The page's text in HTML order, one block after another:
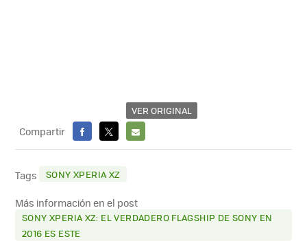
VER ORIGINAL
Compartir
FACEBOOK
X
E-
Tags SONY XPERIA XZ
Más información en el post
SONY XPERIA XZ: EL VERDADERO FLAGSHIP DE SONY EN
2016 ES ESTE